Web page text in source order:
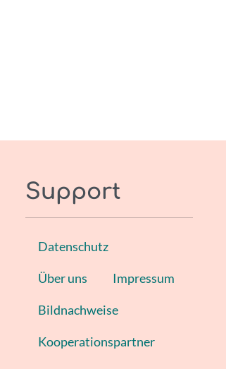
Support
Datenschutz
Über uns Impressum
Bildnachweise
Kooperationspartner